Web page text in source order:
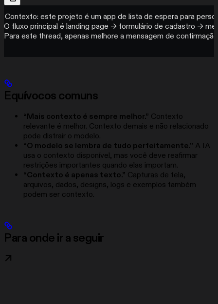
Contexto: este projeto é um app de lista de espera para
O fluxo principal é landing page → formulário de cadastro →
Para este thread, apenas melhore a mensagem de
Equívocos comuns
“Mais contexto é sempre melhor.” Contexto
relevante é melhor. Contexto demais e não relacionado
pode distrair o modelo.
“O modelo se lembra de tudo perfeitamente.” A IA
usa o contexto disponível, mas você deve reafirmar
restrições importantes quando elas importam.
“Contexto é apenas texto.” Capturas de tela,
arquivos, dados, designs, logs e exemplos também
podem ser contexto.
Para onde ir a seguir